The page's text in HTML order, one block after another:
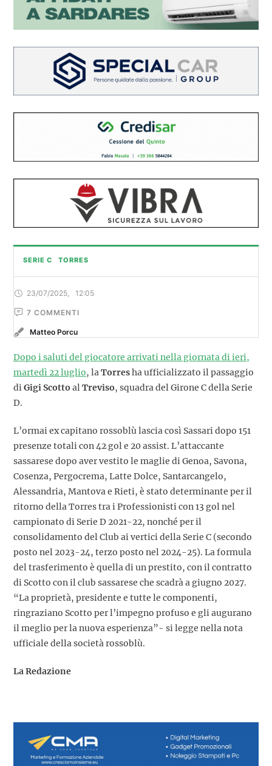
SERIE C TORRES
23/07/2025 12:05
7 COMMENTI
Matteo Porcu
Dopo i saluti del giocatore arrivati nella giornata di ieri,
martedì 22 luglio, laTorresha ufficializzato il passaggio
diGigi Scotto alTreviso, squadra del Girone C della Serie
D.
L’ormai ex capitano rossoblù lascia così Sassari dopo 151
presenze totali con 42 gol e 20 assist. L’attaccante
sassarese dopo aver vestito le maglie di Genoa, Savona,
Cosenza, Pergocrema, Latte Dolce, Santarcangelo,
Alessandria, Mantova e Rieti, è stato determinante per il
ritorno della Torres tra i Professionisti con 13 gol nel
campionato di Serie D 2021-22, nonché per il
consolidamento del Club ai vertici della Serie C (secondo
posto nel 2023-24, terzo posto nel 2024-25). La formula
del trasferimento è quella di un prestito, con il contratto
di Scotto con il club sassarese che scadrà a giugno 2027.
“La proprietà, presidente e tutte le componenti,
ringraziano Scotto per l’impegno profuso e gli augurano
il meglio per la nuova esperienza”- si legge nella nota
ufficiale della società rossoblù.
La Redazione